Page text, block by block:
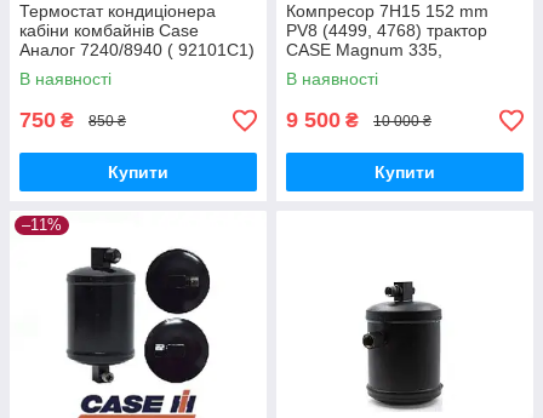
Термостат кондиціонера
кабіни комбайнів Case
Аналог 7240/8940 ( 92101C1)
В наявності
750 ₴ 850 ₴
Купити
Компресор 7H15 152 mm
PV8 (4499, 4768) трактор
CASE Magnum 335,
(1101194)
В наявності
9 500 ₴ 10 000 ₴
Купити
–11%